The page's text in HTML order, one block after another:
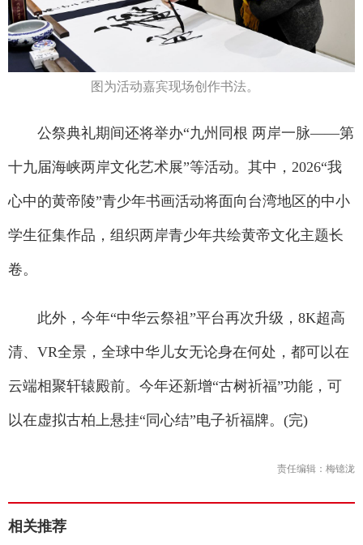
图为活动嘉宾现场创作书法。
公祭典礼期间还将举办“九州同根 两岸一脉——第
十九届海峡两岸文化艺术展”等活动。其中，2026“我
心中的黄帝陵”青少年书画活动将面向台湾地区的中小
学生征集作品，组织两岸青少年共绘黄帝文化主题长
卷。
此外，今年“中华云祭祖”平台再次升级，8K超高
清、VR全景，全球中华儿女无论身在何处，都可以在
云端相聚轩辕殿前。今年还新增“古树祈福”功能，可
以在虚拟古柏上悬挂“同心结”电子祈福牌。(完)
责任编辑：梅镱泷
相关推荐